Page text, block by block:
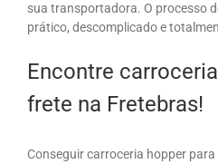
sua transportadora. O processo
prático, descomplicado e
Encontre
frete na Fretebras!
Conseguir carroceria hopper